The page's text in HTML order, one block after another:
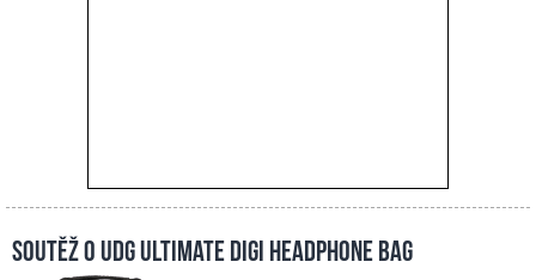
Soutěž o UDG Ultimate DIGI Headphone Bag